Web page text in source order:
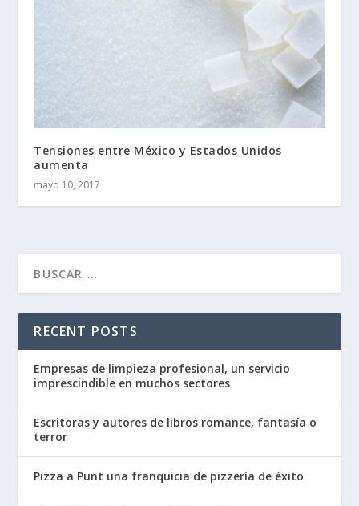
Tensiones entre México y Estados Unidos
aumenta
mayo 10, 2017
RECENT POSTS
Empresas de limpieza profesional, un servicio
imprescindible en muchos sectores
Escritoras y autores de libros romance, fantasía o
terror
Pizza a Punt una franquicia de pizzería de éxito